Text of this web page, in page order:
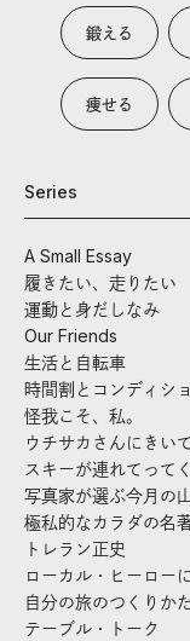
鍛える
痩せる
Series
A Small Essay
履きたい、走りたい
運動と身だしなみ
Our Friends
生活と自転車
時間割とコンディシ
怪我こそ、私。
ウチサカさんにきい
スキーが連れてって
写真家が選ぶ今月の
極私的なカラダの名
トレラン正史
ローカル・ヒーロー
自分の旅のつくりかた
テーブル・トーク